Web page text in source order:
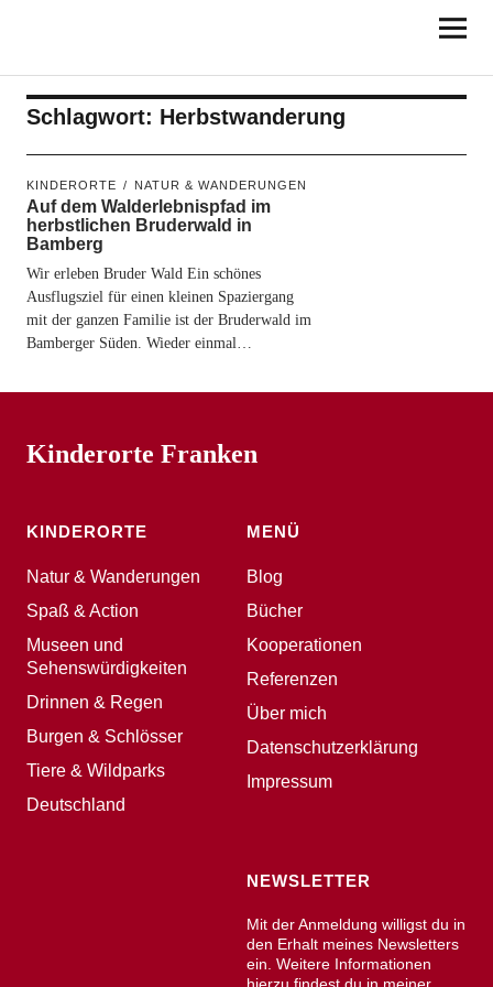
Schlagwort: Herbstwanderung
KINDERORTE NATUR & WANDERUNGEN
Auf dem Walderlebnispfad im
herbstlichen Bruderwald in
Bamberg
Wir erleben Bruder Wald Ein schönes
Ausflugsziel für einen kleinen Spaziergang
mit der ganzen Familie ist der Bruderwald im
Bamberger Süden. Wieder einmal…
Kinderorte Franken
KINDERORTE
Natur & Wanderungen
Spaß & Action
Museen und
Sehenswürdigkeiten
Drinnen & Regen
Burgen & Schlösser
Tiere & Wildparks
Deutschland
MENÜ
Blog
Bücher
Kooperationen
Referenzen
Über mich
Datenschutzerklärung
Impressum
NEWSLETTER
Mit der Anmeldung willigst du in
den Erhalt meines Newsletters
ein. Weitere Informationen